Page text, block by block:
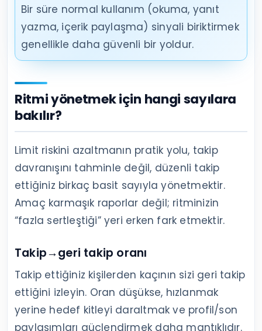
Bir süre normal kullanım (okuma, yanıt
yazma, içerik paylaşma) sinyali biriktirmek
genellikle daha güvenli bir yoldur.
Ritmi yönetmek için hangi sayılara
bakılır?
Limit riskini azaltmanın pratik yolu, takip
davranışını tahminle değil, düzenli takip
ettiğiniz birkaç basit sayıyla yönetmektir.
Amaç karmaşık raporlar değil; ritminizin
“fazla sertleştiği” yeri erken fark etmektir.
Takip→geri takip oranı
Takip ettiğiniz kişilerden kaçının sizi geri takip
ettiğini izleyin. Oran düşükse, hızlanmak
yerine hedef kitleyi daraltmak ve profil/son
paylaşımları güçlendirmek daha mantıklıdır.